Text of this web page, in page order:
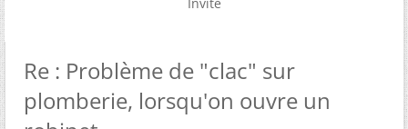
Re : Problème de "clac" sur
plomberie, lorsqu'on ouvre un